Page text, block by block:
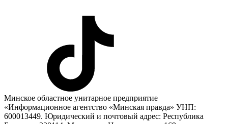
Минское областное унитарное предприятие
«Информационное агентство «Минская правда» УНП:
600013449. Юридический и почтовый адрес: Республика